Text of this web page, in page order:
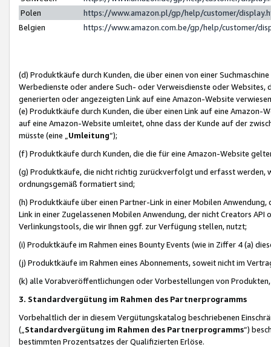
Polen
https://www.amazon.pl/gp/help/customer/
Belgien
https://www.amazon.com.be/gp/help/customer/
(d) Produktkäufe durch Kunden, die über einen von einer
Werbedienste oder andere Such- oder Verweisdienste oder Websites,
generierten oder angezeigten Link auf eine Amazon-Website
(e) Produktkäufe durch Kunden, die über einen Link auf eine
auf eine Amazon-Website umleitet, ohne dass der Kunde auf der
müsste (eine „ Umleitung“);
(f) Produktkäufe durch Kunden, die die für eine Amazon-Website
(g) Produktkäufe, die nicht richtig zurückverfolgt und erfasst werden,
ordnungsgemäß formatiert sind;
(h) Produktkäufe über einen Partner-Link in einer Mobilen
Link in einer Zugelassenen Mobilen Anwendung, der nicht Creators
Verlinkungstools, die wir Ihnen ggf. zur Verfügung stellen, nutzt;
(i) Produktkäufe im Rahmen eines Bounty Events (wie in Ziffer 4 (a)
(j) Produktkäufe im Rahmen eines Abonnements, soweit nicht im
(k) alle Vorabveröffentlichungen oder Vorbestellungen von
3. Standardvergütung im Rahmen des Partnerprogramms
Vorbehaltlich der in diesem Vergütungskatalog beschriebenen
(„ Standardvergütung im Rahmen des Partnerprogramms“)
bestimmten Prozentsatzes der Qualifizierten Erlöse.